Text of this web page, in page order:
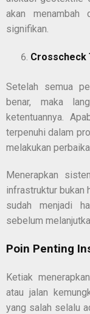
akan menambah
signifikan.
Crosscheck
Setelah semua
benar, maka
ketentuannya.
terpenuhi dalam
melakukan
Menerapkan
infrastruktur bukan
sudah menjadi
sebelum
Poin Penting
Ketiak
atau jalan
yang salah selalu